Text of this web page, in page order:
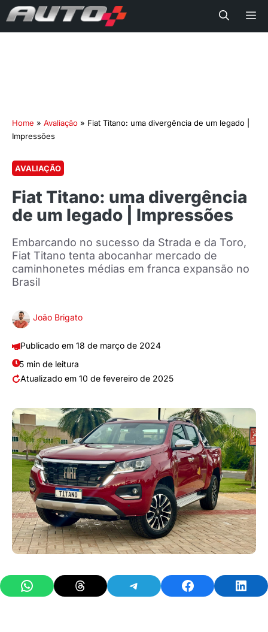
Home » Avaliação » Fiat Titano: uma divergência de um legado |
Impressões
AVALIAÇÃO
Fiat Titano: uma divergência
de um legado | Impressões
Embarcando no sucesso da Strada e da Toro,
Fiat Titano tenta abocanhar mercado de
caminhonetes médias em franca expansão no
Brasil
João Brigato
18 de março de 2024
5 min de leitura
10 de fevereiro de 2025
Share on WhatsAppShare on ThreadsShare on TelegramShare on Facebook